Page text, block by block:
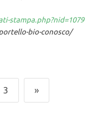
stampa.php?nid=1079
bio-conosco/
3 »